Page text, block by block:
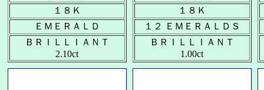
１８Ｋ
ＥＭＥＲＡＬＤ
ＢＲＩＬＬＩＡＮＴ
2.10ct
１８Ｋ
１２ ＥＭＥＲＡＬＤＳ
ＢＲＩＬＬＩＡＮＴ
1.00ct